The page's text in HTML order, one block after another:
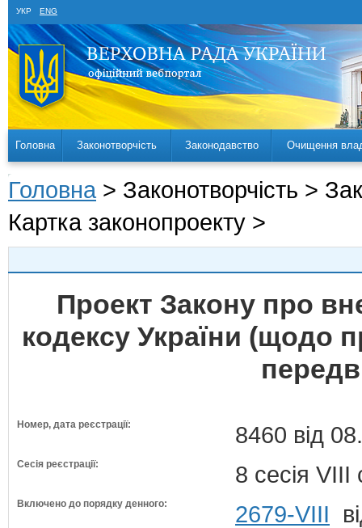
УКР ENG
Головна Законотворчість Законодавство Очищення
Головна > Законотворчість >
Картка законопроекту >
Проект Закону про
кодексу України (щодо
Номер, дата реєстрації: 8460 від
Сесія реєстрації: 8 сесія VIII
Включено до порядку денного: 2679-VIII